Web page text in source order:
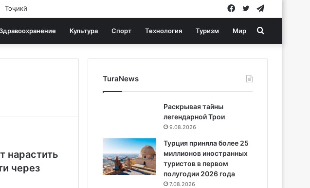
Тоҷикӣ Twitter
Facebook
Здравоохранение Культура Спорт Технология Туризм Мир Search
for
нарастить
через
TuraNews
Раскрывая тайны
легендарной Трои
9.08.2026
Турция приняла более 25
миллионов иностранных
туристов в первом
полугодии 2026 года
7.08.2026